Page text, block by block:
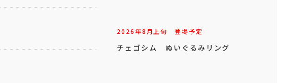
2026年8月上旬 登場予定
チェゴシム ぬいぐるみリング